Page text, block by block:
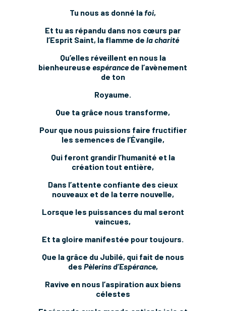
Tu nous as donné la foi,
Et tu as répandu dans nos cœurs par
l’Esprit Saint, la flamme delacharité
Qu’elles réveillent en nous la
bienheureuseespérancede l’avènement
de ton
Royaume.
Que ta grâce nous transforme,
Pour que nous puissions faire fructifier
les semences de l’Évangile,
Qui feront grandir l’humanité et la
création tout entière,
Dans l’attente confiante des cieux
nouveaux et de la terre nouvelle,
Lorsque les puissances du mal seront
vaincues,
Et ta gloire manifestée pour toujours.
Que la grâce du Jubilé, qui fait de nous
des Pèlerins d’Espérance,
Ravive en nous l’aspiration aux biens
célestes